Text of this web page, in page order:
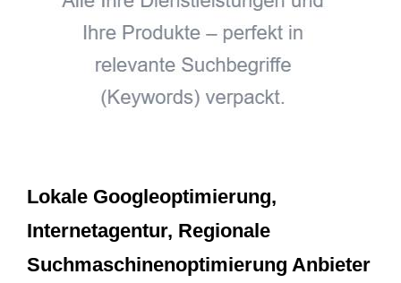
Lokale Googleoptimierung,
Internetagentur, Regionale
Suchmaschinenoptimierung Anbieter